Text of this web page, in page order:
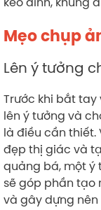
Mẹo chụp
Lên ý tưởng
Trước khi bắt
lên ý tưởng và
là điều cần thiết.
đẹp thị giác và
quảng bá, một ý
sẽ góp phần tạo
và gây dựng